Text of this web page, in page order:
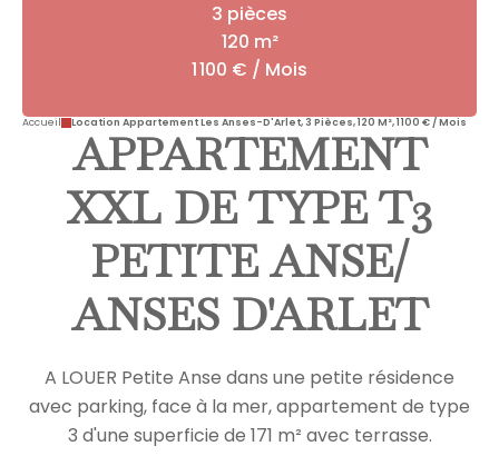
3 pièces
120 m²
1 100 € / Mois
Accueil Location Appartement Les Anses-D'Arlet, 3 Pièces, 120 M², 1 100 € / Mois
APPARTEMENT
XXL DE TYPE T3
PETITE ANSE/
ANSES D'ARLET
A LOUER Petite Anse dans une petite résidence
avec parking, face à la mer, appartement de type
3 d'une superficie de 171 m² avec terrasse.